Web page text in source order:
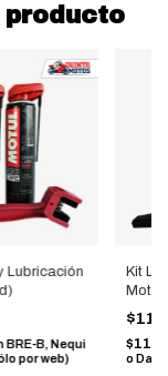
producto
Lubricación
BRE-B, Nequi
por web)
Kit
Motul
o